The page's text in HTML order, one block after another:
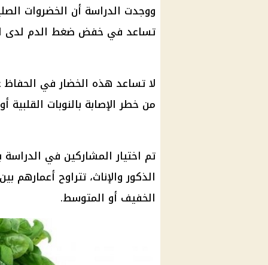
ووجدت الدراسة أن الخضروات
تساعد في خفض ضغط الدم لدى
لا تساعد هذه الخضار في
من خطر الإصابة بالنوبات القلبية
تم اختيار المشاركين في الدراسة
الذكور والإناث، تتراوح أعمارهم بين 56 إلى 72 عامًا،
الخفيف أو المتوسط.